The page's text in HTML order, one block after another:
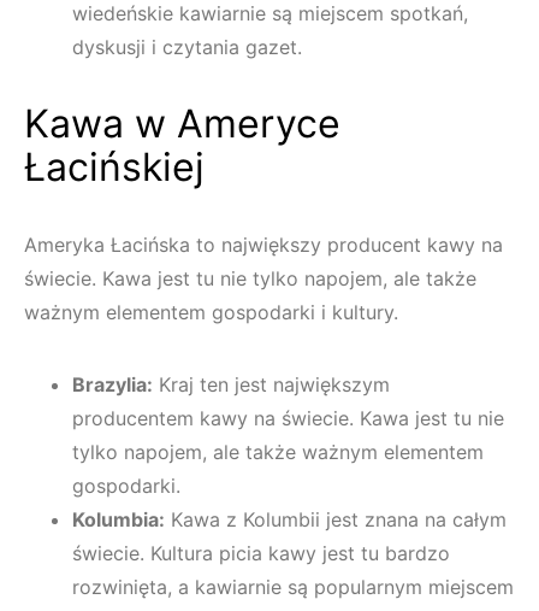
wiedeńskie kawiarnie są miejscem spotkań,
dyskusji i czytania gazet.
Kawa w Ameryce
Łacińskiej
Ameryka Łacińska to największy producent kawy na
świecie. Kawa jest tu nie tylko napojem, ale także
ważnym elementem gospodarki i kultury.
Brazylia: Kraj ten jest największym
producentem kawy na świecie. Kawa jest tu nie
tylko napojem, ale także ważnym elementem
gospodarki.
Kolumbia: Kawa z Kolumbii jest znana na całym
świecie. Kultura picia kawy jest tu bardzo
rozwinięta, a kawiarnie są popularnym miejscem